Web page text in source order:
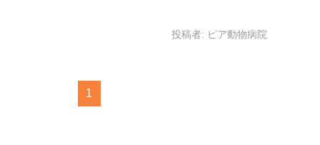
投稿者: ピア動物病院
1